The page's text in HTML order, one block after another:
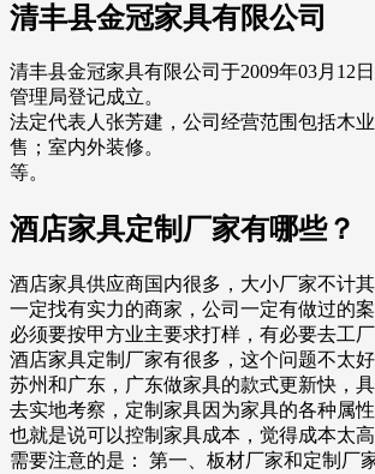
清丰县金冠家具有限公司
清丰县金冠家具有限公司于2009年03月12
管理局登记成立。
法定代表人张芳建，公司经营范围包括木
售；室内外装修。
等。
酒店家具定制厂家有哪些？
酒店家具供应商国内很多，大小厂家不计
一定找有实力的商家，公司一定有做过的
必须要按甲方业主要求打样，有必要去工厂
酒店家具定制厂家有很多，这个问题不太
苏州和广东，广东做家具的款式更新快，
去实地考察，定制家具因为家具的各种属
也就是说可以控制家具成本，觉得成本太高
需要注意的是： 第一、板材厂家和定制厂